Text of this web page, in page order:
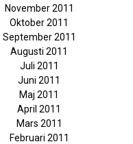
November 2011
Oktober 2011
September 2011
Augusti 2011
Juli 2011
Juni 2011
Maj 2011
April 2011
Mars 2011
Februari 2011